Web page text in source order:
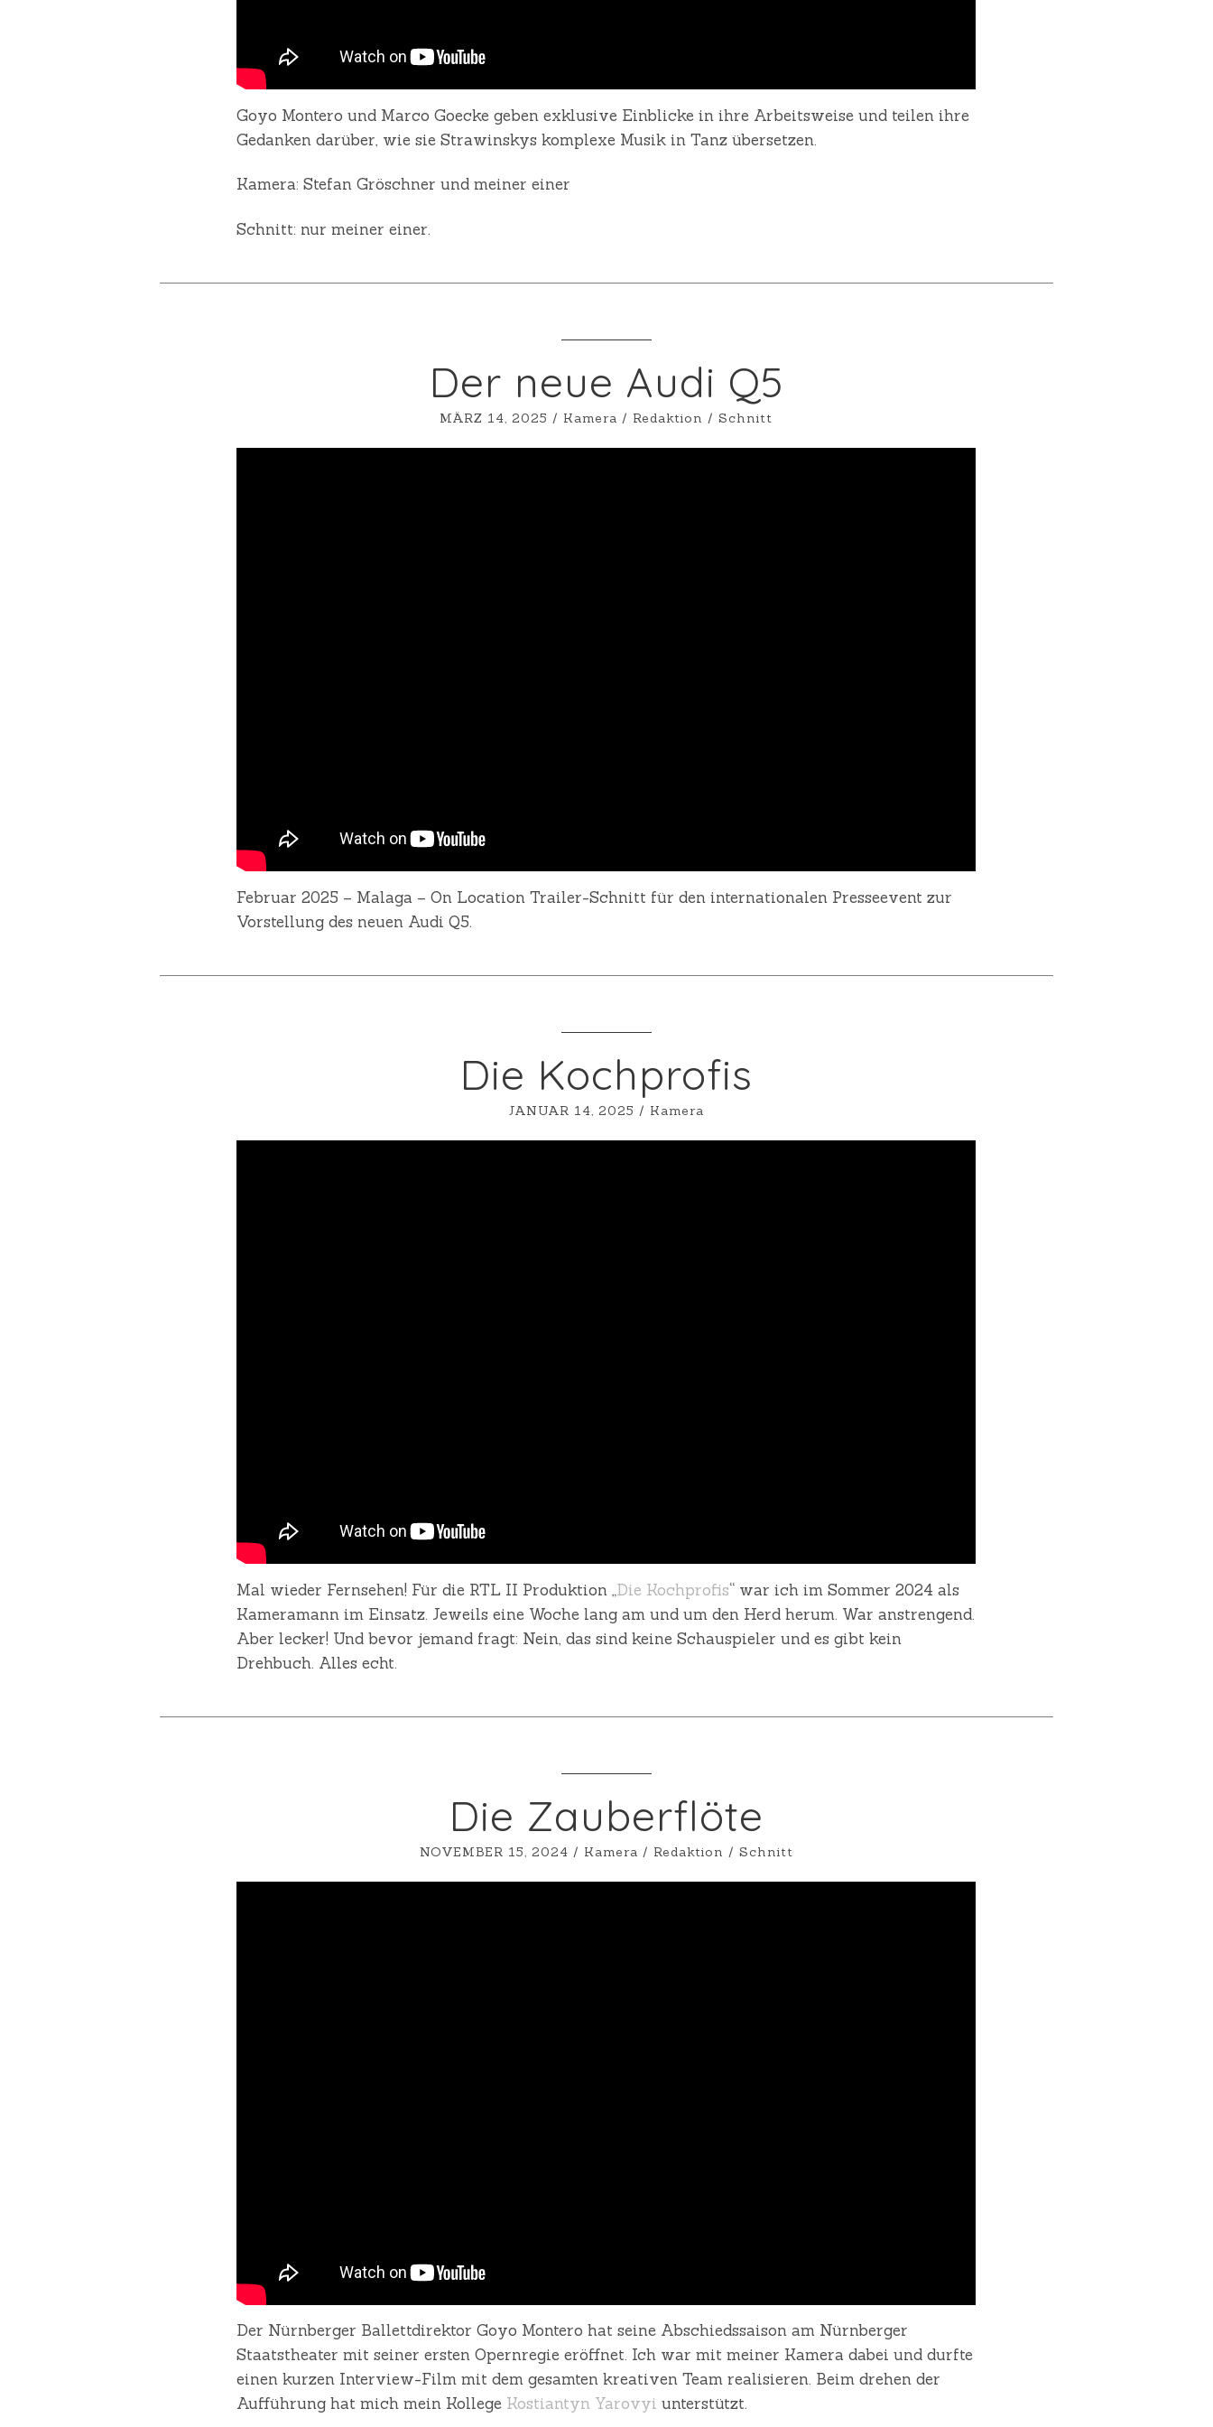
Goyo Montero und Marco Goecke geben exklusive Einblicke in ihre Arbeitsweise und teilen ihre
Gedanken darüber, wie sie Strawinskys komplexe Musik in Tanz übersetzen.
Kamera: Stefan Gröschner und meiner einer
Schnitt: nur meiner einer.
Der neue Audi Q5
MÄRZ 14, 2025 / Kamera / Redaktion /Schnitt
Februar 2025 – Malaga – On Location Trailer-Schnitt für den internationalen Presseevent zur
Vorstellung des neuen Audi Q5.
Die Kochprofis
JANUAR 14, 2025 / Kamera
Mal wieder Fernsehen! Für die RTL II Produktion „Die Kochprofis“ war ich im Sommer 2024 als
Kameramann im Einsatz. Jeweils eine Woche lang am und um den Herd herum. War anstrengend.
Aber lecker! Und bevor jemand fragt: Nein, das sind keine Schauspieler und es gibt kein
Drehbuch. Alles echt.
Die Zauberflöte
NOVEMBER 15, 2024 / Kamera / Redaktion / Schnitt
Der Nürnberger Ballettdirektor Goyo Montero hat seine Abschiedssaison am Nürnberger
Staatstheater mit seiner ersten Opernregie eröffnet. Ich war mit meiner Kamera dabei und durfte
einen kurzen Interview-Film mit dem gesamten kreativen Team realisieren. Beim drehen der
Aufführung hat mich mein Kollege Kostiantyn Yarovyi unterstützt.